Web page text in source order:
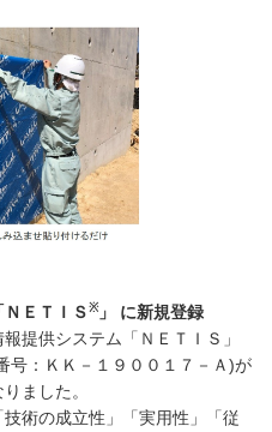
ＥＴＩＳ※」 に新規登録
提供システム「ＮＥＴＩＳ」
号：ＫＫ－１９００１７－Ａ)が
ました。
術の成立性」「実用性」「従